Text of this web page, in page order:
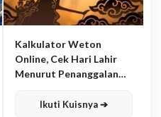
Kalkulator Weton
Online, Cek Hari Lahir
Menurut Penanggalan
Ikuti Kuisnya ➔